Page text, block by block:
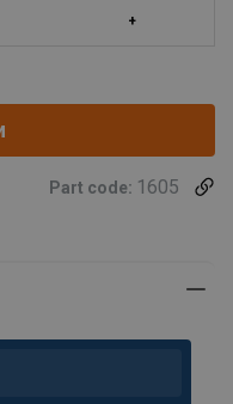
Part code: 1605